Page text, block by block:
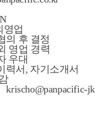
업
후 결정
영업 경력
우대
서, 자기소개서
krischo@panpacific-jk